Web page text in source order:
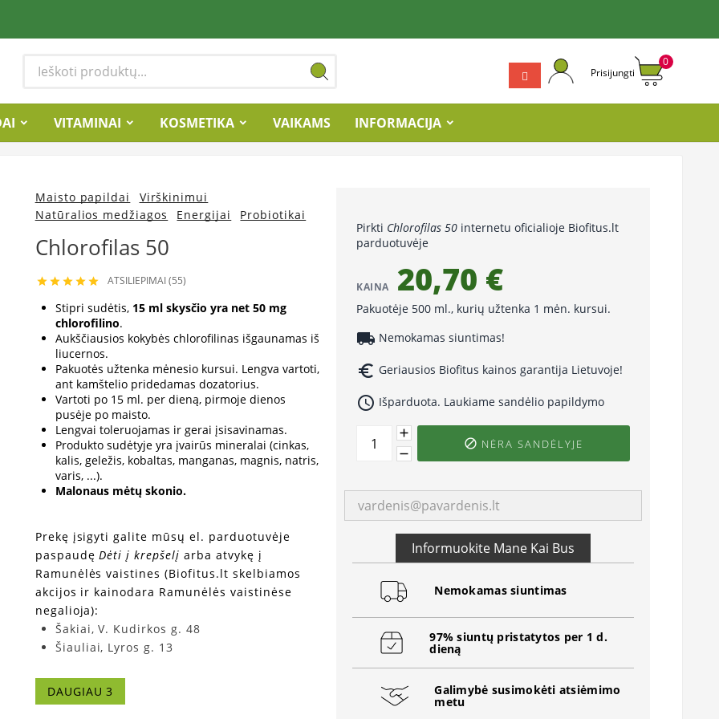
Prisijungti
0
VITAMINAI KOSMETIKA VAIKAMS INFORMACIJA
Maisto papildai
Virškinimui
Natūralios medžiagos
Energijai Probiotikai
Chlorofilas 50
     ATSILIEPIMAI (55)
Stipri sudėtis, 15 ml skysčio yra net 50 mg
chlorofilino.
Aukščiausios kokybės chlorofilinas išgaunamas iš
liucernos.
Pakuotės užtenka mėnesio kursui. Lengva vartoti,
ant kamštelio pridedamas dozatorius.
Vartoti po 15 ml. per dieną, pirmoje dienos
pusėje po maisto.
Lengvai toleruojamas ir gerai įsisavinamas.
Produkto sudėtyje yra įvairūs mineralai (cinkas,
kalis, geležis, kobaltas, manganas, magnis, natris,
varis, ...).
Malonaus mėtų skonio.
Prekę įsigyti galite mūsų el. parduotuvėje
paspaudęDėti į krepšelį arba atvykę į
Ramunėlės vaistines (Biofitus.lt skelbiamos
akcijos ir kainodara Ramunėlės vaistinėse
negalioja):
Šakiai, V. Kudirkos g. 48
Šiauliai, Lyros g. 13
DAUGIAU 3
Pirkti Chlorofilas 50 internetu oficialioje Biofitus.lt
parduotuvėje
KAINA 20,70 €
Pakuotėje 500 ml., kurių užtenka 1 mėn. kursui.
local_shipping Nemokamas siuntimas!
euro_symbol Geriausios Biofitus kainos garantija Lietuvoje!
access_time Išparduota. Laukiame sandėlio papildymo
 NĖRA SANDĖLYJE
Informuokite Mane Kai Bus
Nemokamas siuntimas
97% siuntų pristatytos per 1 d.
dieną
Galimybė susimokėti atsiėmimo
metu